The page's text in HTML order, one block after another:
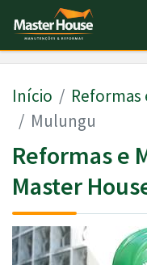
Início
Mulungu
Reformas e
Master